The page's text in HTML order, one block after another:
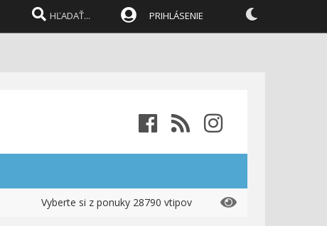
PRIHLÁSENIE
Vyberte si z ponuky 28790 vtipov